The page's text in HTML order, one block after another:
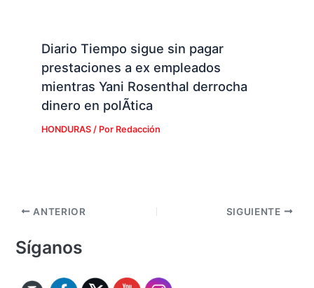
Diario Tiempo sigue sin pagar
prestaciones a ex empleados
mientras Yani Rosenthal derrocha
dinero en polÃ­tica
HONDURAS/ Por Redacción
ANTERIOR SIGUIENTE
Síganos